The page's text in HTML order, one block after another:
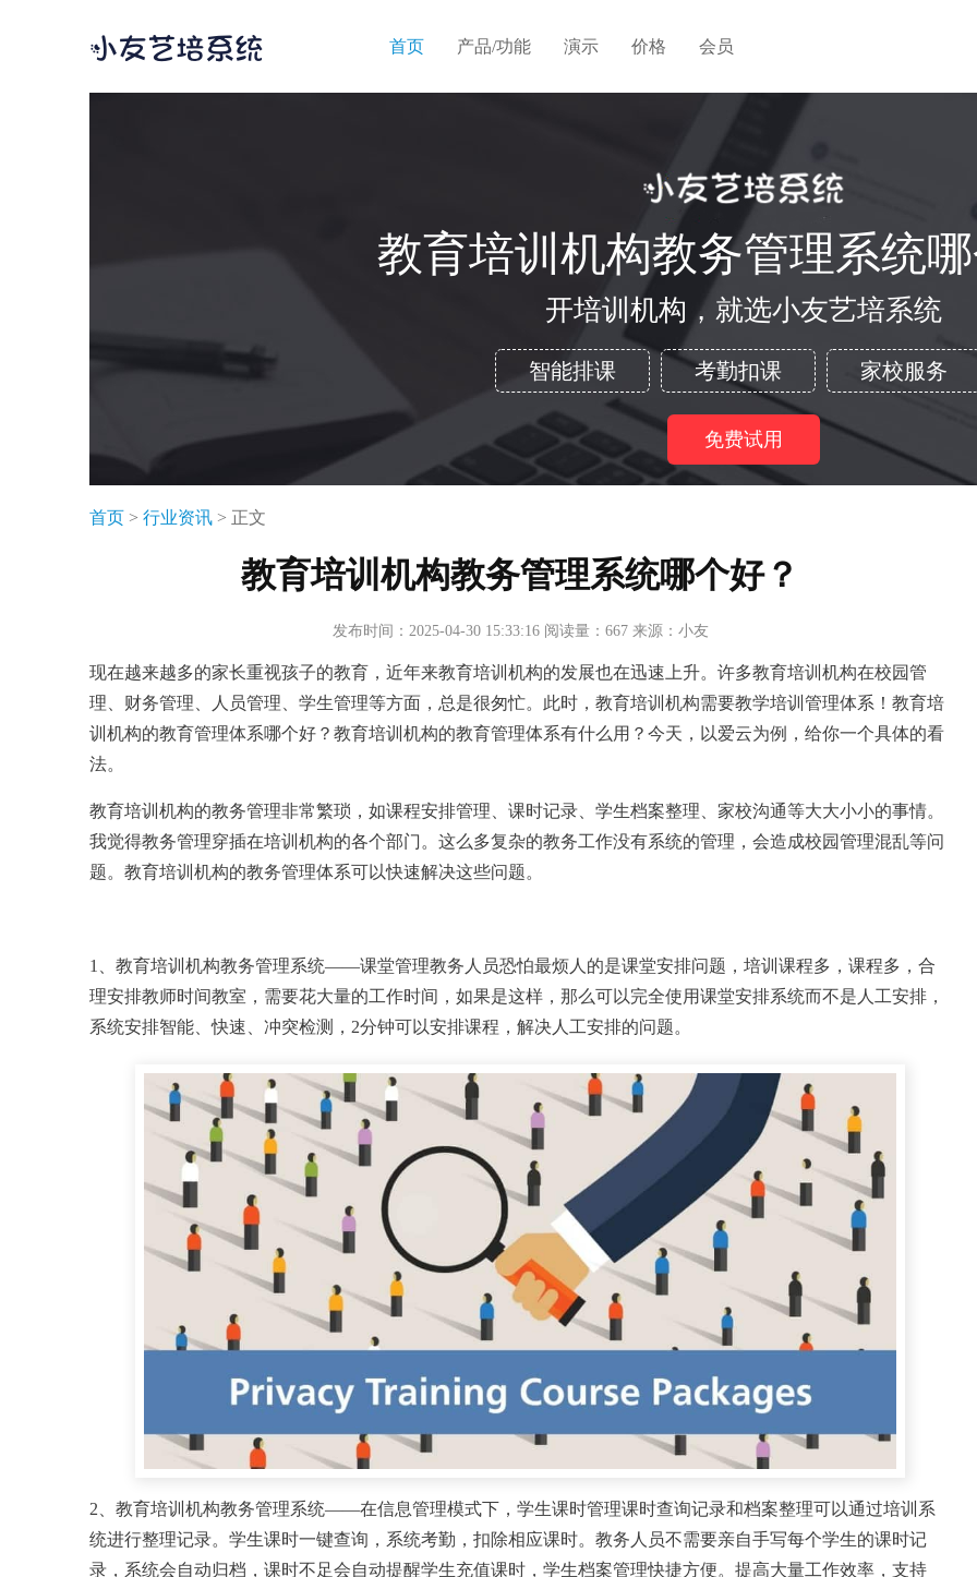
首页 产品/功能 演示 价格 会员
教育培训机构教务管理系统哪
开培训机构，就选小友艺培系统
智能排课 考勤扣课 家校服务
免费试用
首页 > 行业资讯 > 正文
教育培训机构教务管理系统哪个好？
发布时间：2025-04-30 15:33:16 阅读量：667 来源：小友
现在越来越多的家长重视孩子的教育，近年来教育培训机构的发展也在迅速上升。许多教育培训机构在校园管
理、财务管理、人员管理、学生管理等方面，总是很匆忙。此时，教育培训机构需要教学培训管理体系！教育培
训机构的教育管理体系哪个好？教育培训机构的教育管理体系有什么用？今天，以爱云为例，给你一个具体的看
法。
教育培训机构的教务管理非常繁琐，如课程安排管理、课时记录、学生档案整理、家校沟通等大大小小的事情。
我觉得教务管理穿插在培训机构的各个部门。这么多复杂的教务工作没有系统的管理，会造成校园管理混乱等问
题。教育培训机构的教务管理体系可以快速解决这些问题。
1、教育培训机构教务管理系统——课堂管理教务人员恐怕最烦人的是课堂安排问题，培训课程多，课程多，合
理安排教师时间教室，需要花大量的工作时间，如果是这样，那么可以完全使用课堂安排系统而不是人工安排，
系统安排智能、快速、冲突检测，2分钟可以安排课程，解决人工安排的问题。
2、教育培训机构教务管理系统——在信息管理模式下，学生课时管理课时查询记录和档案整理可以通过培训系
统进行整理记录。学生课时一键查询，系统考勤，扣除相应课时。教务人员不需要亲自手写每个学生的课时记
录，系统会自动归档，课时不足会自动提醒学生充值课时，学生档案管理快捷方便。提高大量工作效率，支持